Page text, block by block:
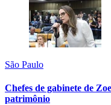
São Paulo
Chefes de gabinete de
patrimônio